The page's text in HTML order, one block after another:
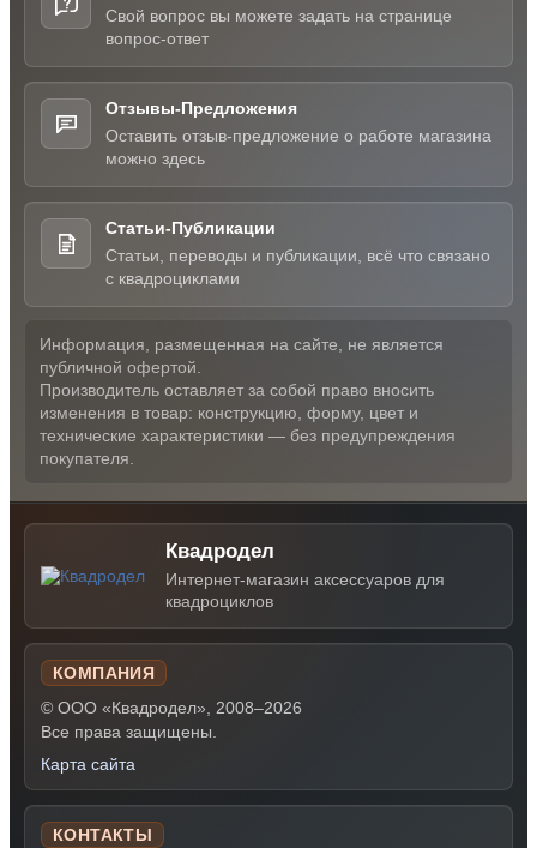
Свой вопрос вы можете задать на странице
вопрос-ответ
Отзывы-Предложения
Оставить отзыв-предложение о работе магазина
можно здесь
Статьи-Публикации
Статьи, переводы и публикации, всё что связано
с квадроциклами
Информация, размещенная на сайте, не является
публичной офертой.
Производитель оставляет за собой право вносить
изменения в товар: конструкцию, форму, цвет и
технические характеристики — без предупреждения
покупателя.
Квадродел
Интернет-магазин аксессуаров для
квадроциклов
КОМПАНИЯ
© ООО «Квадродел», 2008–2026
Все права защищены.
Карта сайта
КОНТАКТЫ